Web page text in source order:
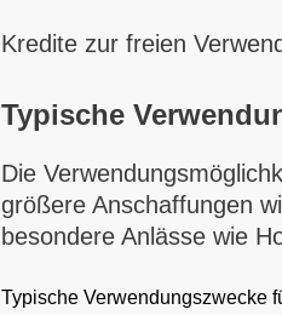
Kredite zur freien
Typische
Die
größere Anschaffungen
besondere Anlässe wie
Typische Verwendungszwecke